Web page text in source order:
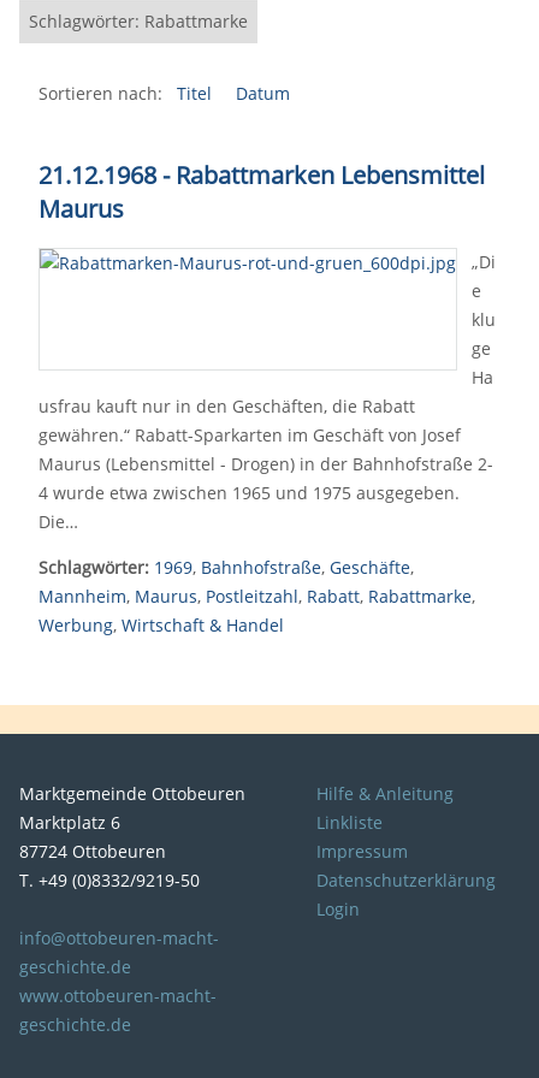
Schlagwörter: Rabattmarke
Sortieren nach: Titel Datum
21.12.1968 - Rabattmarken Lebensmittel
Maurus
„Di
e
klu
ge
Ha
usfrau kauft nur in den Geschäften, die Rabatt
gewähren.“ Rabatt-Sparkarten im Geschäft von Josef
Maurus (Lebensmittel - Drogen) in der Bahnhofstraße 2-
4 wurde etwa zwischen 1965 und 1975 ausgegeben.
Die…
Schlagwörter: 1969, Bahnhofstraße, Geschäfte,
Mannheim, Maurus, Postleitzahl, Rabatt, Rabattmarke,
Werbung, Wirtschaft & Handel
Marktgemeinde Ottobeuren
Marktplatz 6
87724 Ottobeuren
T. +49 (0)8332/9219-50
info@ottobeuren-macht-
geschichte.de
www.ottobeuren-macht-
geschichte.de
Hilfe & Anleitung
Linkliste
Impressum
Datenschutzerklärung
Login